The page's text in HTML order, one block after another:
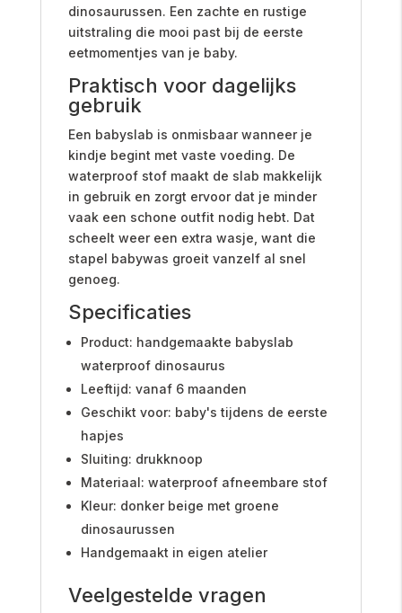
dinosaurussen. Een zachte en rustige
uitstraling die mooi past bij de eerste
eetmomentjes van je baby.
Praktisch voor dagelijks
gebruik
Een babyslab is onmisbaar wanneer je
kindje begint met vaste voeding. De
waterproof stof maakt de slab makkelijk
in gebruik en zorgt ervoor dat je minder
vaak een schone outfit nodig hebt. Dat
scheelt weer een extra wasje, want die
stapel babywas groeit vanzelf al snel
genoeg.
Specificaties
Product: handgemaakte babyslab
waterproof dinosaurus
Leeftijd: vanaf 6 maanden
Geschikt voor: baby's tijdens de eerste
hapjes
Sluiting: drukknoop
Materiaal: waterproof afneembare stof
Kleur: donker beige met groene
dinosaurussen
Handgemaakt in eigen atelier
Veelgestelde vragen